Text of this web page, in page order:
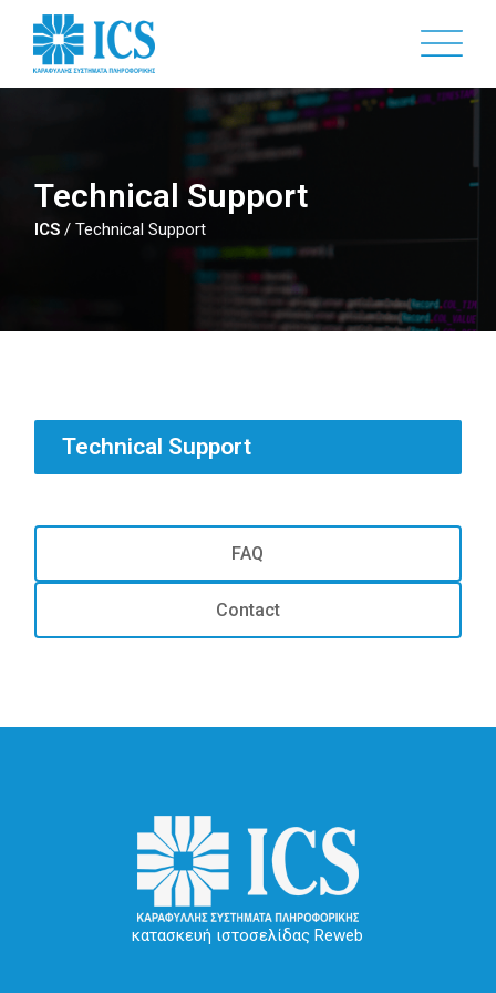
Skip
main
Technical Support
ICS /Technical Support
Technical Support
FAQ
Contact
κατασκευή ιστοσελίδας Reweb